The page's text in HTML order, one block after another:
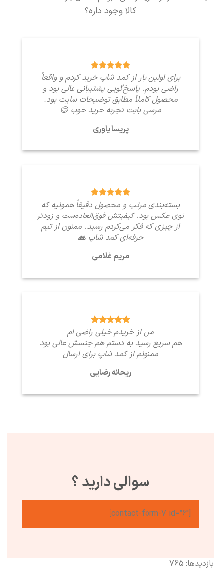
کالا وجود داره؟
برای اولین بار از کمد شاپ خرید کردم و واقعاً
راضی بودم. پاسخ‌گویی پشتیبانی عالی بود و
محصول کاملاً مطابق توضیحات سایت بود.
مرسی بابت تجربه خرید خوب 😊
پریسا یاوری
بسته‌بندی مرتب و محصول دقیقاً همونیه که
توی عکس بود. کیفیتش فوق‌العاده‌ست و زودتر
از چیزی که فکر می‌کردم رسید. ممنون از تیم
حرفه‌ای کمد شاپ 🙏
مریم غلامی
من از خریدم خیلی راضی ام
هم سریع رسید به دستم هم جنسش عالی بود
ممنونم از کمد شاپ برای ارسال
ریحانه رضایی
سوالی دارید ؟
بازدیدها: 765